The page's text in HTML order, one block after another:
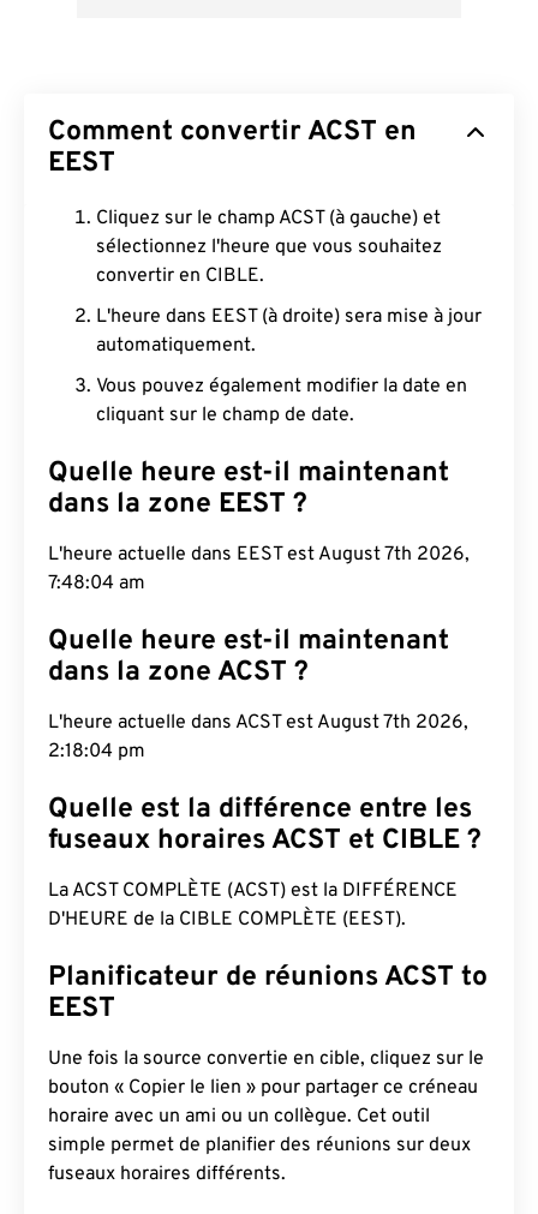
Comment convertir ACST en
EEST
Cliquez sur le champ ACST (à gauche) et
sélectionnez l'heure que vous souhaitez
convertir en CIBLE.
L'heure dans EEST (à droite) sera mise à jour
automatiquement.
Vous pouvez également modifier la date en
cliquant sur le champ de date.
Quelle heure est-il maintenant
dans la zone EEST ?
L'heure actuelle dans EEST est August 7th 2026,
7:48:05 am
Quelle heure est-il maintenant
dans la zone ACST ?
L'heure actuelle dans ACST est August 7th 2026,
2:18:05 pm
Quelle est la différence entre les
fuseaux horaires ACST et CIBLE ?
La ACST COMPLÈTE (ACST) est la DIFFÉRENCE
D'HEURE de la CIBLE COMPLÈTE (EEST).
Planificateur de réunions ACST to
EEST
Une fois la source convertie en cible, cliquez sur le
bouton « Copier le lien » pour partager ce créneau
horaire avec un ami ou un collègue. Cet outil
simple permet de planifier des réunions sur deux
fuseaux horaires différents.